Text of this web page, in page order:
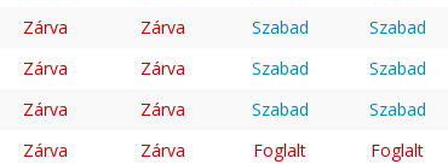
Zárva Zárva Szabad Szabad
Zárva Zárva Szabad Szabad
Zárva Zárva Szabad Szabad
Zárva Zárva Foglalt Foglalt